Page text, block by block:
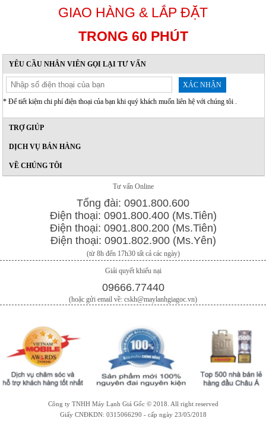
GIAO HÀNG & LẮP ĐẶT
TRONG 60 PHÚT
YÊU CẦU NHÂN VIÊN GỌI LẠI TƯ VẤN
XÁC NHẬN
* Để tiết kiệm chi phí điện thoại của bạn khi quý khách muốn liên hệ với chúng tôi .
TRỢ GIÚP
DỊCH VỤ BÁN HÀNG
VỀ CHÚNG TÔI
Tư vấn Online
Tổng đài: 0901.800.600
Điện thoại: 0901.800.400 (Ms.Tiên)
Điện thoại: 0901.800.200 (Ms.Tiên)
Điện thoại: 0901.802.900 (Ms.Yên)
(từ 8h đến 17h30 tất cả các ngày)
Giải quyết khiếu nại
09666.77440
(hoặc gửi email về: cskh@maylanhgiagoc.vn)
Công ty TNHH Máy Lạnh Giá Gốc © 2018. All right reserved
Giấy CNĐKDN: 0315066290 - cấp ngày 23/05/2018